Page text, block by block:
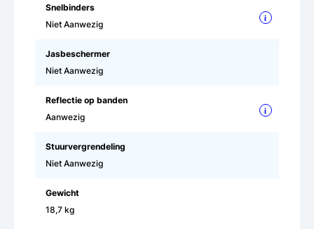
Snelbinders
Niet Aanwezig
i
Jasbeschermer
Niet Aanwezig
Reflectie op banden
Aanwezig
i
Stuurvergrendeling
Niet Aanwezig
Gewicht
18,7 kg